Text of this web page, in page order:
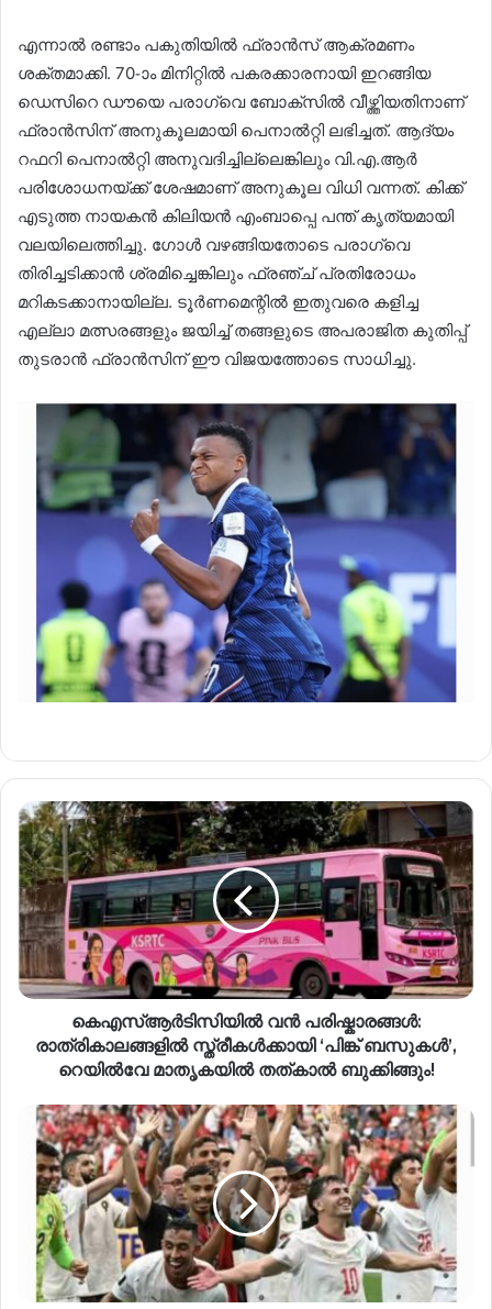
എന്നാൽ രണ്ടാം പകുതിയിൽ ഫ്രാൻസ് ആക്രമണം
ശക്തമാക്കി. 70-ാം മിനിറ്റിൽ പകരക്കാരനായി ഇറങ്ങിയ
ഡെസിറെ ഡൗയെ പരാഗ്വെ ബോക്സിൽ വീഴ്ത്തിയതിനാണ്
ഫ്രാൻസിന് അനുകൂലമായി പെനാൽറ്റി ലഭിച്ചത്. ആദ്യം
റഫറി പെനാൽറ്റി അനുവദിച്ചില്ലെങ്കിലും വി.എ.ആർ
പരിശോധനയ്ക്ക് ശേഷമാണ് അനുകൂല വിധി വന്നത്. കിക്ക്
എടുത്ത നായകൻ കിലിയൻ എംബാപ്പെ പന്ത് കൃത്യമായി
വലയിലെത്തിച്ചു. ഗോൾ വഴങ്ങിയതോടെ പരാഗ്വെ
തിരിച്ചടിക്കാൻ ശ്രമിച്ചെങ്കിലും ഫ്രഞ്ച് പ്രതിരോധം
മറികടക്കാനായില്ല. ടൂർണമെന്റിൽ ഇതുവരെ കളിച്ച
എല്ലാ മത്സരങ്ങളും ജയിച്ച് തങ്ങളുടെ അപരാജിത കുതിപ്പ്
തുടരാൻ ഫ്രാൻസിന് ഈ വിജയത്തോടെ സാധിച്ചു.
കെഎസ്ആർടിസിയിൽ വൻ പരിഷ്കാരങ്ങൾ:
രാത്രികാലങ്ങളിൽ സ്ത്രീകൾക്കായി ‘പിങ്ക് ബസുകൾ’,
റെയിൽവേ മാതൃകയിൽ തത്കാൽ ബുക്കിങ്ങും!